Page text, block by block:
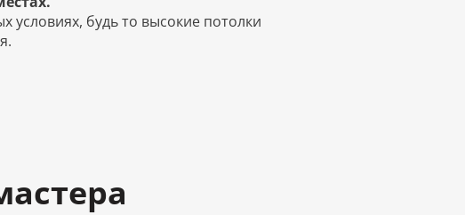
будь то высокие потолки